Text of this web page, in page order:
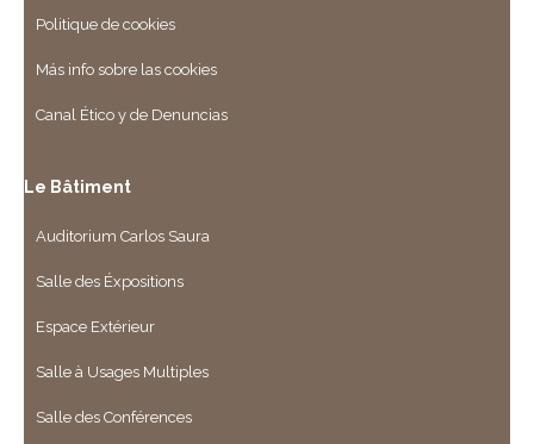
Politique de cookies
Más info sobre las cookies
Canal Ético y de Denuncias
Le Bâtiment
Auditorium Carlos Saura
Salle des Éxpositions
Espace Extérieur
Salle à Usages Multiples
Salle des Conférences